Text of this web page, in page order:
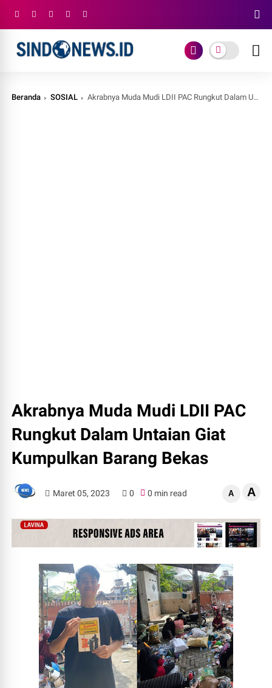
Beranda SOSIAL Akrabnya Muda Mudi LDII PAC Rungkut Dalam Untaian Giat Kumpulkan Barang Bekas
Akrabnya Muda Mudi LDII PAC
Rungkut Dalam Untaian Giat
Kumpulkan Barang Bekas
Maret 05, 2023 0 0 min read A A